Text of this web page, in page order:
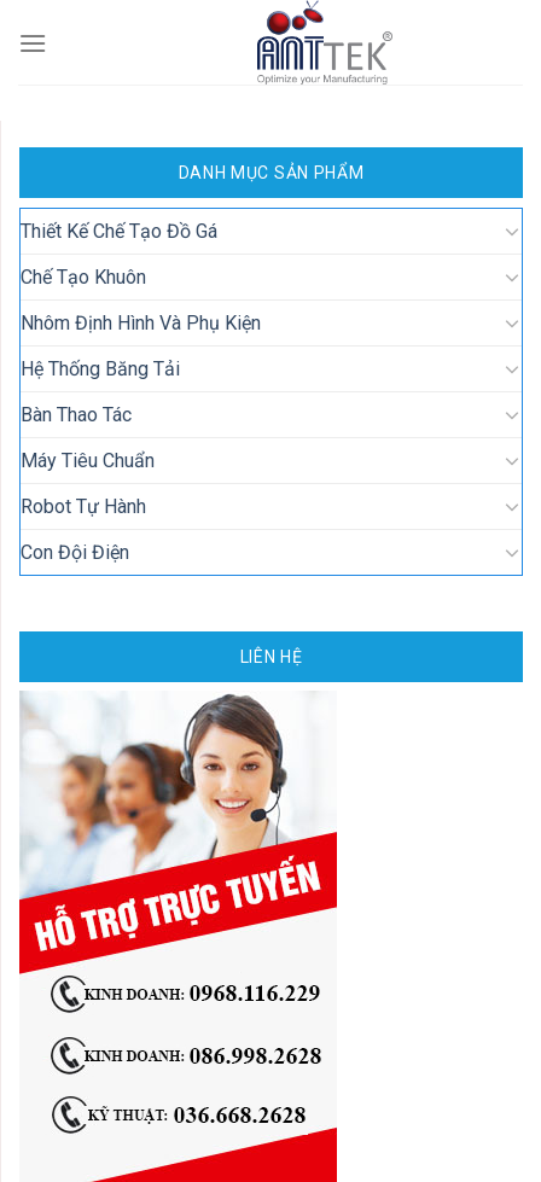
DANH MỤC SẢN PHẨM
Thiết Kế Chế Tạo Đồ Gá
Chế Tạo Khuôn
Nhôm Định Hình Và Phụ Kiện
Hệ Thống Băng Tải
Bàn Thao Tác
Máy Tiêu Chuẩn
Robot Tự Hành
Con Đội Điện
LIÊN HỆ